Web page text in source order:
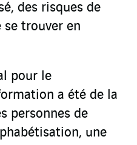
des risques de
trouver en
pour le
a été de la
personnes de
une